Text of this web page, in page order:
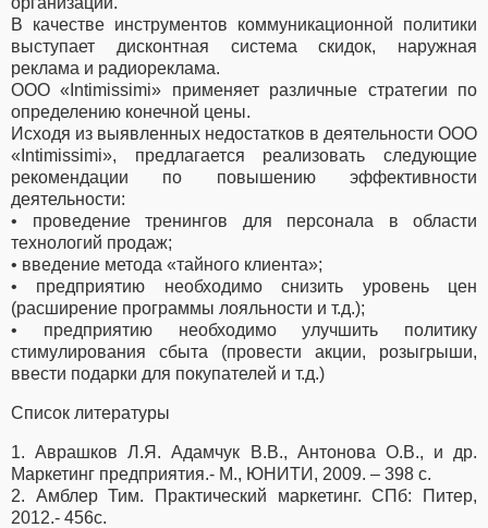
В качестве инструментов коммуникационной политики
выступает дисконтная система скидок, наружная
реклама и радиореклама.
ООО «Intimissimi» применяет различные стратегии по
определению конечной цены.
Исходя из выявленных недостатков в деятельности ООО
«Intimissimi», предлагается реализовать следующие
рекомендации по повышению эффективности
деятельности:
• проведение тренингов для персонала в области
технологий продаж;
• введение метода «тайного клиента»;
• предприятию необходимо снизить уровень цен
(расширение программы лояльности и т.д.);
• предприятию необходимо улучшить политику
стимулирования сбыта (провести акции, розыгрыши,
ввести подарки для покупателей и т.д.)
Список литературы
1. Аврашков Л.Я. Адамчук В.В., Антонова О.В., и др.
Маркетинг предприятия.- М., ЮНИТИ, 2009. – 398 с.
2. Амблер Тим. Практический маркетинг. СПб: Питер,
2012.- 456с.